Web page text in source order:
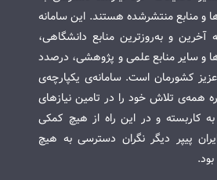
و منابع منتشرشده هستند. این سامانه
آخرین و به‌روزترین منابع دانشگاهی،
و سایر منابع علمی و پژوهشی، درصدد
کشورمان است. سامانه‌ی یکپارچه‌ی
همه‌ی تلاش خود را در تامین نیازهای
کاربسته و در این راه از هیچ کمکی
پیپر دیگر نگران دسترسی به هیچ